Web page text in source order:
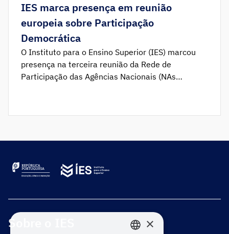
IES marca presença em reunião
europeia sobre Participação
Democrática
O Instituto para o Ensino Superior (IES) marcou
presença na terceira reunião da Rede de
Participação das Agências Nacionais (NAs
encontro reuniu pontos de contacto para a
Erasmus+ e do Corpo […]
Sobre o IES ×